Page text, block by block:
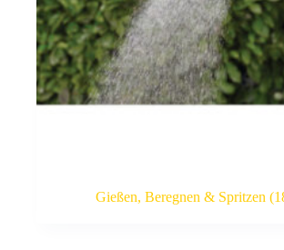
Gießen, Beregnen & Spritzen